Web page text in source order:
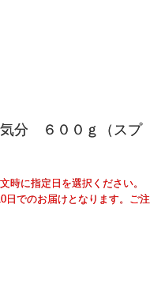
分 ６００ｇ（スプ
時に指定日を選択ください。
日でのお届けとなります。ご注